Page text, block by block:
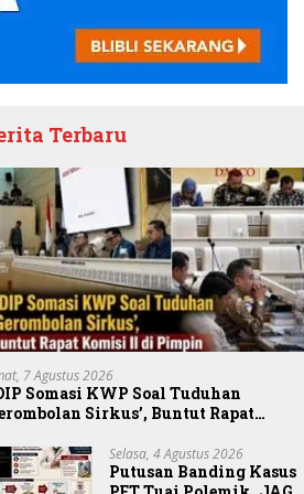
Terbaru
7 Agustus 2026
Somasi KWP Soal Tuduhan
Sirkus’, Buntut Rapat
Selasa, 4 Agustus 2026
Putusan Banding Kasus